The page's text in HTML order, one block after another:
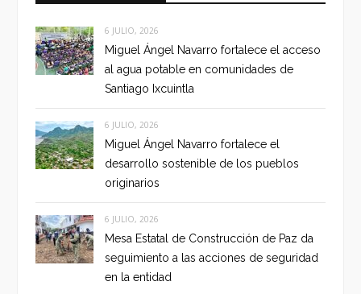
6 JULIO, 2026
Miguel Ángel Navarro fortalece el acceso
al agua potable en comunidades de
Santiago Ixcuintla
6 JULIO, 2026
Miguel Ángel Navarro fortalece el
desarrollo sostenible de los pueblos
originarios
6 JULIO, 2026
Mesa Estatal de Construcción de Paz da
seguimiento a las acciones de seguridad
en la entidad